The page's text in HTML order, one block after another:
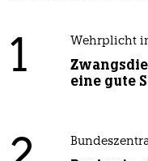
1 Wehrplicht
eine gute